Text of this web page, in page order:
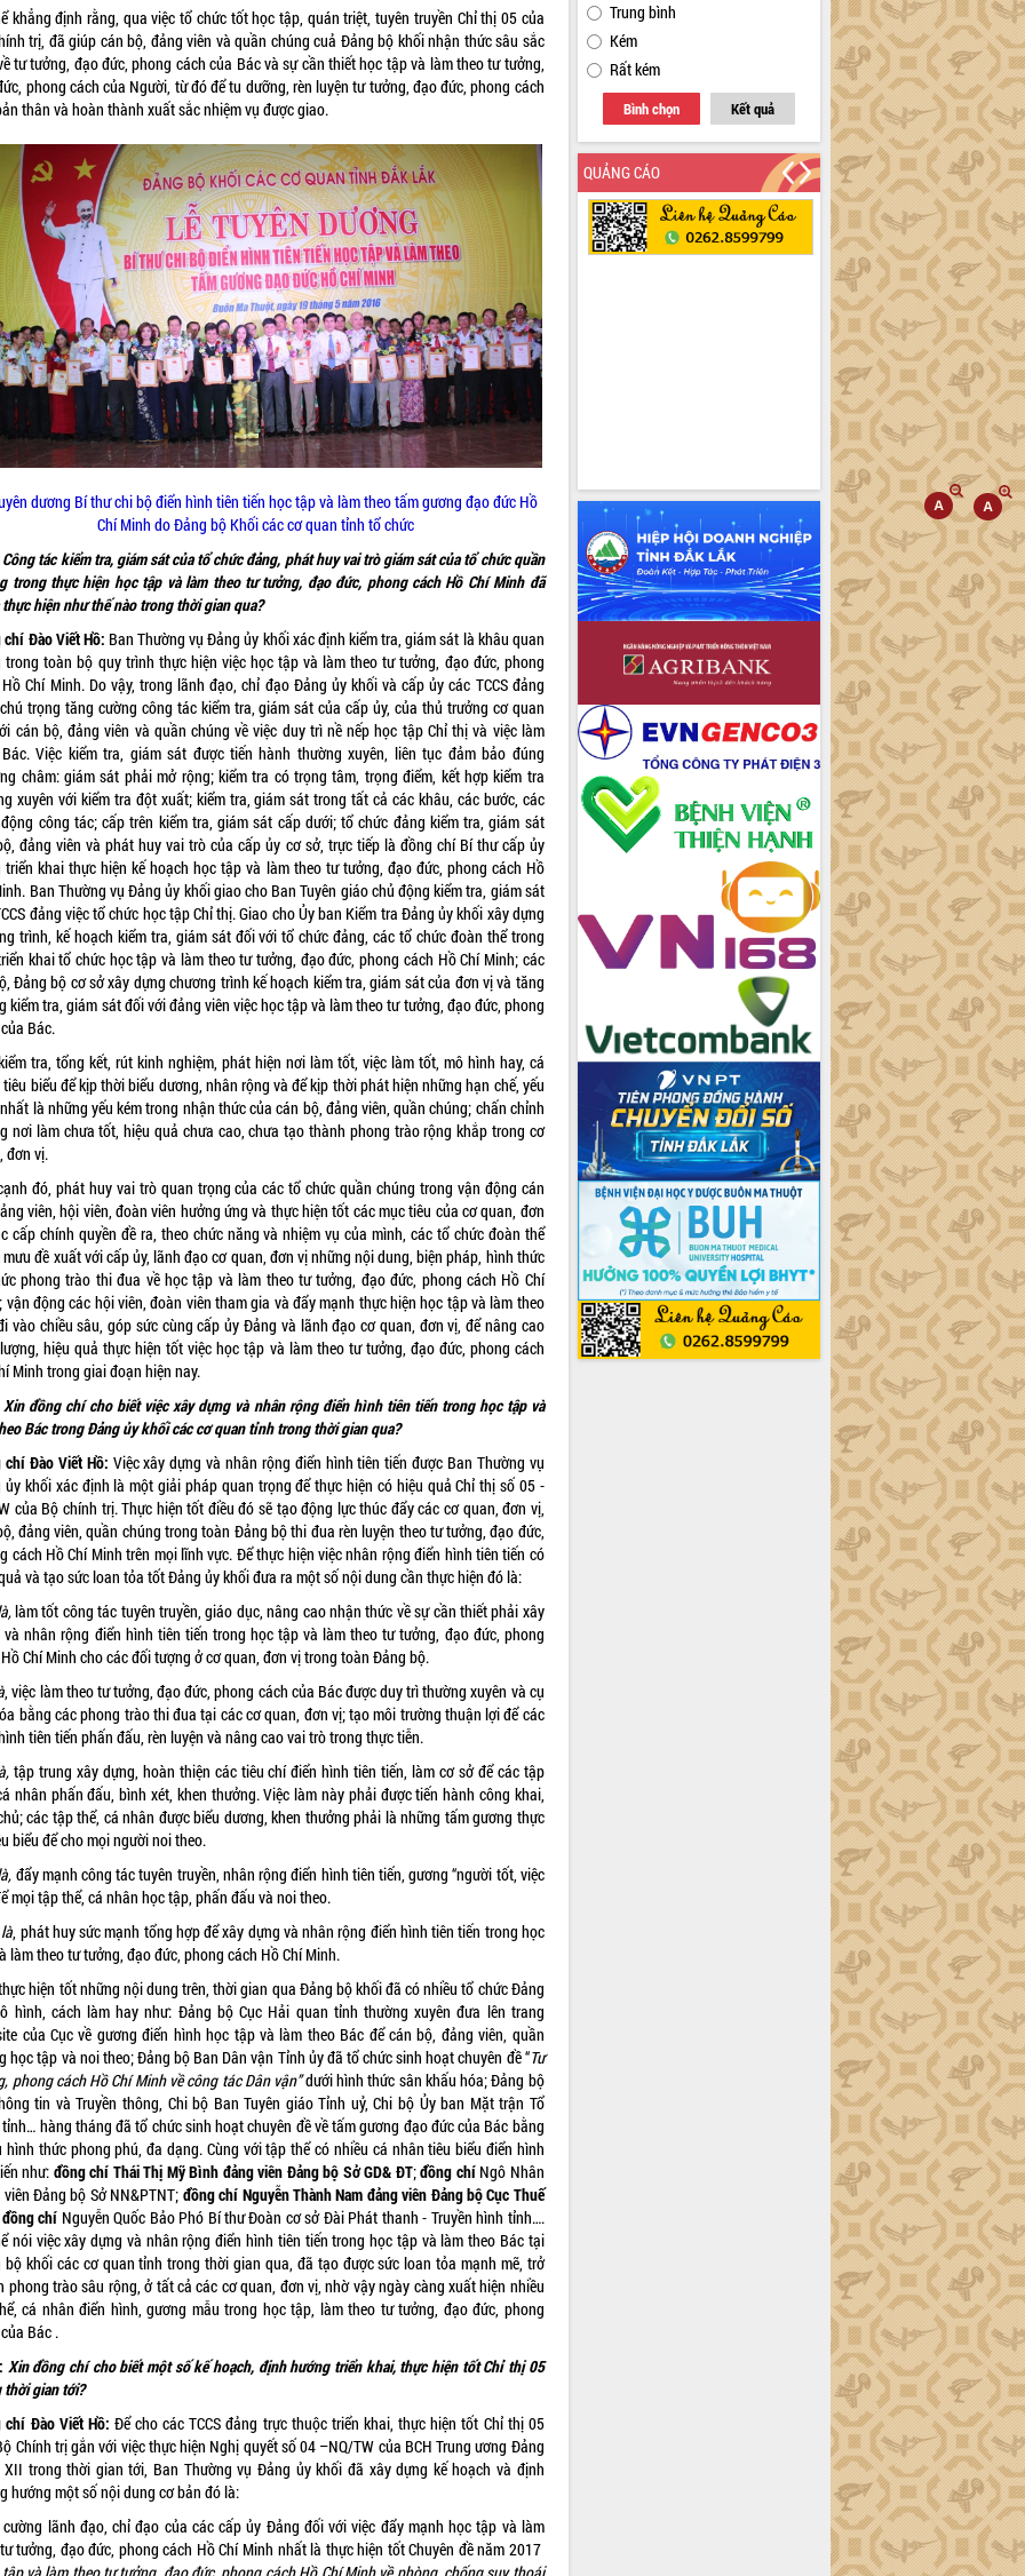
khẳng định rằng, qua việc tổ chức tốt học tập, quán triệt, tuyên truyền Chỉ thị 05 của
trị, đã giúp cán bộ, đảng viên và quần chúng cuả Đảng bộ khối nhận thức sâu sắc
tư tưởng, đạo đức, phong cách của Bác và sự cần thiết học tập và làm theo tư tưởng,
phong cách của Người, từ đó để tu dưỡng, rèn luyện tư tưởng, đạo đức, phong cách
thân và hoàn thành xuất sắc nhiệm vụ được giao.
dương Bí thư chi bộ điển hình tiên tiến học tập và làm theo tấm gương đạo đức Hồ
Chí Minh do Đảng bộ Khối các cơ quan tỉnh tổ chức
tác kiểm tra, giám sát của tổ chức đảng, phát huy vai trò giám sát của tổ chức quần
trong thực hiện học tập và làm theo tư tưởng, đạo đức, phong cách Hồ Chí Minh đã
hiện như thế nào trong thời gian qua?
chí Đào Viết Hồ: Ban Thường vụ Đảng ủy khối xác định kiểm tra, giám sát là khâu quan
trong toàn bộ quy trình thực hiện việc học tập và làm theo tư tưởng, đạo đức, phong
Chí Minh. Do vậy, trong lãnh đạo, chỉ đạo Đảng ủy khối và cấp ủy các TCCS đảng
trọng tăng cường công tác kiểm tra, giám sát của cấp ủy, của thủ trưởng cơ quan
cán bộ, đảng viên và quần chúng về việc duy trì nề nếp học tập Chỉ thị và việc làm
Việc kiểm tra, giám sát được tiến hành thường xuyên, liên tục đảm bảo đúng
châm: giám sát phải mở rộng; kiểm tra có trọng tâm, trọng điểm, kết hợp kiểm tra
xuyên với kiểm tra đột xuất; kiểm tra, giám sát trong tất cả các khâu, các bước, các
công tác; cấp trên kiểm tra, giám sát cấp dưới; tổ chức đảng kiểm tra, giám sát
đảng viên và phát huy vai trò của cấp ủy cơ sở, trực tiếp là đồng chí Bí thư cấp ủy
triển khai thực hiện kế hoạch học tập và làm theo tư tưởng, đạo đức, phong cách Hồ
Ban Thường vụ Đảng ủy khối giao cho Ban Tuyên giáo chủ động kiểm tra, giám sát
đảng việc tổ chức học tập Chỉ thị. Giao cho Ủy ban Kiểm tra Đảng ủy khối xây dựng
trình, kế hoạch kiểm tra, giám sát đối với tổ chức đảng, các tổ chức đoàn thể trong
khai tổ chức học tập và làm theo tư tưởng, đạo đức, phong cách Hồ Chí Minh; các
Đảng bộ cơ sở xây dựng chương trình kế hoạch kiểm tra, giám sát của đơn vị và tăng
kiểm tra, giám sát đối với đảng viên việc học tập và làm theo tư tưởng, đạo đức, phong
Bác.
tra, tổng kết, rút kinh nghiệm, phát hiện nơi làm tốt, việc làm tốt, mô hình hay, cá
biểu để kịp thời biểu dương, nhân rộng và để kịp thời phát hiện những hạn chế, yếu
là những yếu kém trong nhận thức của cán bộ, đảng viên, quần chúng; chấn chỉnh
nơi làm chưa tốt, hiệu quả chưa cao, chưa tạo thành phong trào rộng khắp trong cơ
đơn vị.
đó, phát huy vai trò quan trọng của các tổ chức quần chúng trong vận động cán
viên, hội viên, đoàn viên hưởng ứng và thực hiện tốt các mục tiêu của cơ quan, đơn
cấp chính quyền đề ra, theo chức năng và nhiệm vụ của mình, các tổ chức đoàn thể
đề xuất với cấp ủy, lãnh đạo cơ quan, đơn vị những nội dung, biện pháp, hình thức
phong trào thi đua về học tập và làm theo tư tưởng, đạo đức, phong cách Hồ Chí
vận động các hội viên, đoàn viên tham gia và đẩy mạnh thực hiện học tập và làm theo
vào chiều sâu, góp sức cùng cấp ủy Đảng và lãnh đạo cơ quan, đơn vị, để nâng cao
hiệu quả thực hiện tốt việc học tập và làm theo tư tưởng, đạo đức, phong cách
Minh trong giai đoạn hiện nay.
Xin đồng chí cho biết việcxây dựng và nhân rộng điển hình tiên tiến trong học tập và
Bác trong Đảng ủy khối các cơ quan tỉnh trong thời gian qua?
chí Đào Viết Hồ: Việc xây dựng và nhân rộng điển hình tiên tiến được Ban Thường vụ
ủy khối xác định là một giải pháp quan trọng để thực hiện có hiệu quả Chỉ thị số 05 -
của Bộ chính trị. Thực hiện tốt điều đó sẽ tạo động lực thúc đẩy các cơ quan, đơn vị,
đảng viên, quần chúng trong toàn Đảng bộ thi đua rèn luyện theo tư tưởng, đạo đức,
cách Hồ Chí Minh trên mọi lĩnh vực. Để thực hiện việc nhân rộng điển hình tiên tiến có
và tạo sức loan tỏa tốt Đảng ủy khối đưa ra một số nội dung cần thực hiện đó là:
làm tốt công tác tuyên truyền, giáo dục, nâng cao nhận thức về sự cần thiết phải xây
và nhân rộng điển hình tiên tiến trong học tập và làm theo tư tưởng, đạo đức, phong
Chí Minh cho các đối tượng ở cơ quan, đơn vị trong toàn Đảng bộ.
, việc làm theo tư tưởng, đạo đức, phong cách của Bác được duy trì thường xuyên và cụ
bằng các phong trào thi đua tại các cơ quan, đơn vị; tạo môi trường thuận lợi để các
tiên tiến phấn đấu, rèn luyện và nâng cao vai trò trong thực tiễn.
tập trung xây dựng, hoàn thiện các tiêu chí điển hình tiên tiến, làm cơ sở để các tập
nhân phấn đấu, bình xét, khen thưởng. Việc làm này phải được tiến hành công khai,
các tập thể, cá nhân được biểu dương, khen thưởng phải là những tấm gương thực
biểu để cho mọi người noi theo.
đẩy mạnh công tác tuyên truyền, nhân rộng điển hình tiên tiến, gương “người tốt, việc
mọi tập thể, cá nhân học tập, phấn đấu và noi theo.
, phát huy sức mạnh tổng hợp để xây dựng và nhân rộng điển hình tiên tiến trong học
làm theo tư tưởng, đạo đức, phong cách Hồ Chí Minh.
hiện tốt những nội dung trên, thời gian qua Đảng bộ khối đã có nhiều tổ chức Đảng
hình, cách làm hay như: Đảng bộ Cục Hải quan tỉnh thường xuyên đưa lên trang
của Cục về gương điển hình học tập và làm theo Bác để cán bộ, đảng viên, quần
học tập và noi theo; Đảng bộ Ban Dân vận Tỉnh ủy đã tổ chức sinh hoạt chuyên đề “Tư
phong cách Hồ Chí Minh về công tác Dân vận”dưới hình thức sân khấu hóa; Đảng bộ
tin và Truyền thông, Chi bộ Ban Tuyên giáo Tỉnh uỷ, Chi bộ Ủy ban Mặt trận Tổ
hàng tháng đã tổ chức sinh hoạt chuyên đề về tấm gương đạo đức của Bác bằng
hình thức phong phú, đa dạng. Cùng với tập thể có nhiều cá nhân tiêu biểu điển hình
như: đồng chí Thái Thị Mỹ Bình đảng viên Đảng bộ Sở GD& ĐT;đồng chíNgô Nhân
Đảng bộ Sở NN&PTNT; đồng chí Nguyễn Thành Nam đảng viên Đảng bộ Cục Thuế
chí Nguyễn Quốc Bảo Phó Bí thư Đoàn cơ sở Đài Phát thanh - Truyền hình tỉnh….
nói việc xây dựng và nhân rộng điển hình tiên tiến trong học tập và làm theo Bác tại
bộ khối các cơ quan tỉnh trong thời gian qua, đã tạo được sức loan tỏa mạnh mẽ, trở
phong trào sâu rộng, ở tất cả các cơ quan, đơn vị, nhờ vậy ngày càng xuất hiện nhiều
cá nhân điển hình, gương mẫu trong học tập, làm theo tư tưởng, đạo đức, phong
Bác .
Xin đồng chí cho biết một số kế hoạch, định hướng triển khai, thực hiện tốt Chỉ thị 05
thời gian tới?
chí Đào Viết Hồ: Để cho các TCCS đảng trực thuộc triển khai, thực hiện tốt Chỉ thị 05
Chính trị gắn với việc thực hiện Nghị quyết số 04 –NQ/TW của BCH Trung ương Đảng
XII trong thời gian tới, Ban Thường vụ Đảng ủy khối đã xây dựng kế hoạch và định
hướng một số nội dung cơ bản đó là:
cường lãnh đạo, chỉ đạo của các cấp ủy Đảng đối với việc đẩy mạnh học tập và làm
tưởng, đạo đức, phong cách Hồ Chí Minh nhất là thực hiện tốt Chuyên đề năm 2017
Trung bình
Kém
Rất kém
Bình chọn Kết quả
QUẢNG CÁO